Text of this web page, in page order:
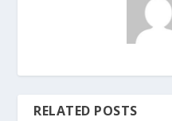
RELATED POSTS